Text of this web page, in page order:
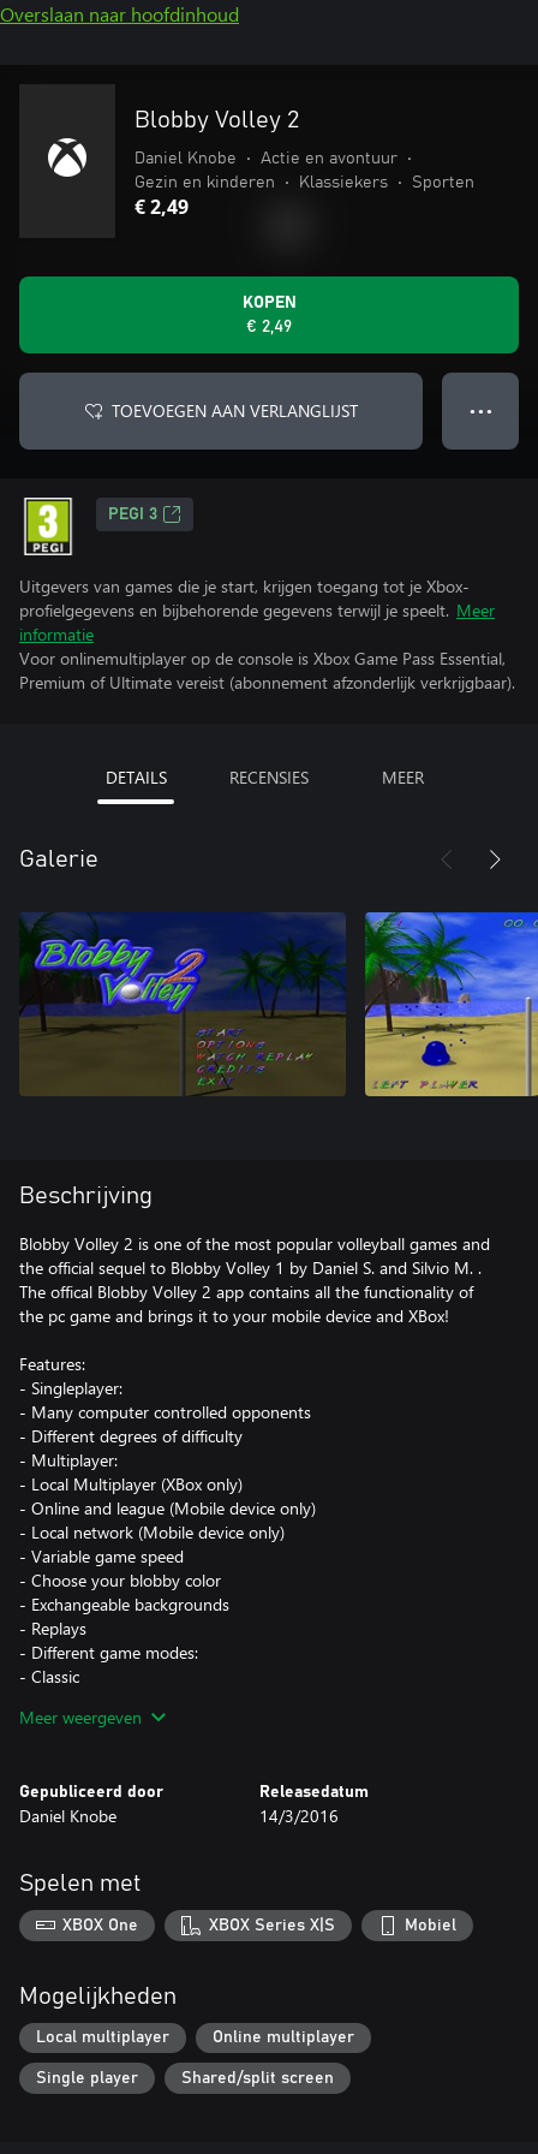
Overslaan naar hoofdinhoud
Blobby Volley 2
Daniel Knobe • Actie en avontuur
•
Gezin en kinderen
• Klassiekers • Sporten
€ 2,49
KOPEN
€ 2,49
TOEVOEGEN AAN VERLANGLIJST ● ● ●
PEGI 3
Uitgevers van games die je start, krijgen toegang tot je Xbox-
profielgegevens en bijbehorende gegevens terwijl je speelt. Meer
informatie
Voor onlinemultiplayer op de console is Xbox Game Pass Essential,
Premium of Ultimate vereist (abonnement afzonderlijk verkrijgbaar).
DETAILS RECENSIES MEER
Galerie
Beschrijving
Blobby Volley 2 is one of the most popular volleyball games and
the official sequel to Blobby Volley 1 by Daniel S. and Silvio M. .
The offical Blobby Volley 2 app contains all the functionality of
the pc game and brings it to your mobile device and XBox!
Features:
- Singleplayer:
- Many computer controlled opponents
- Different degrees of difficulty
- Multiplayer:
- Local Multiplayer (XBox only)
- Online and league (Mobile device only)
- Local network (Mobile device only)
- Variable game speed
- Choose your blobby color
- Exchangeable backgrounds
- Replays
- Different game modes:
- Classic
- Blitz
- One Hit Wonder
- Sticky Mode
- The Double
- and much more!
This version supports league play at http://blobby-liga.de (Mobile
Have fun with the game,
Daniel Knobe
keywords: beach, volleyball, blobby, funny, game, sport,
Meer weergeven
Gepubliceerd door
Daniel Knobe
Releasedatum
14/3/2016
Spelen met
XBOX One XBOX Series X|S Mobiel
Mogelijkheden
Local multiplayer Online multiplayer
Single player Shared/split screen